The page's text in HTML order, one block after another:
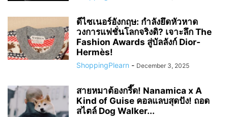
ดีไซเนอร์อังกฤษ: กำลังยึดหัวหาด
วงการแฟชั่นโลกจริงดิ? เจาะลึก The
Fashion Awards สู่บัลลังก์ Dior-
Hermès!
ShoppingPlearn - December 3, 2025
สายหมาต้องกรี๊ด! Nanamica x A
Kind of Guise คอลแลบสุดปัง! ถอด
สไตล์ Dog Walker...